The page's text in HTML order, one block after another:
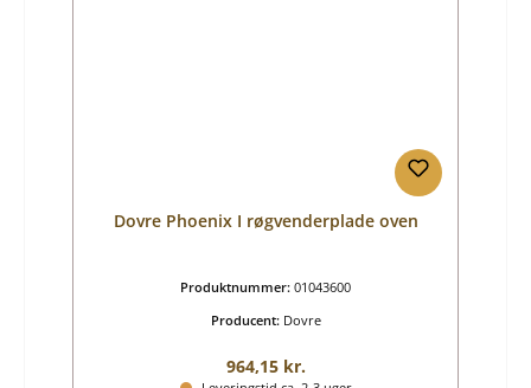
Dovre Phoenix I røgvenderplade oven
Produktnummer: 01043600
Producent: Dovre
Almindelig pris:
964,15 kr.